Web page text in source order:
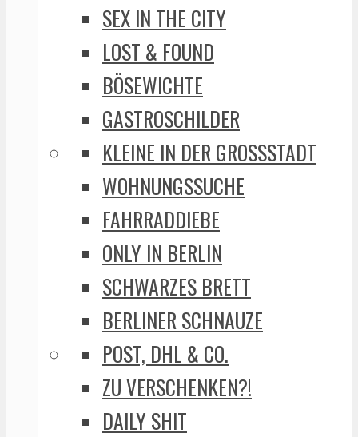
SEX IN THE CITY
LOST & FOUND
BÖSEWICHTE
GASTROSCHILDER
KLEINE IN DER GROSSSTADT
WOHNUNGSSUCHE
FAHRRADDIEBE
ONLY IN BERLIN
SCHWARZES BRETT
BERLINER SCHNAUZE
POST, DHL & CO.
ZU VERSCHENKEN?!
DAILY SHIT